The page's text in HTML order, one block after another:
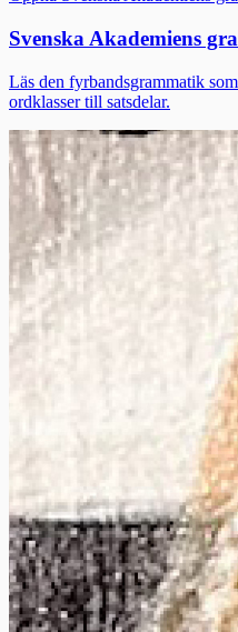
Svenska Akademiens
Läs den fyrbandsgrammatik
ordklasser till satsdelar.